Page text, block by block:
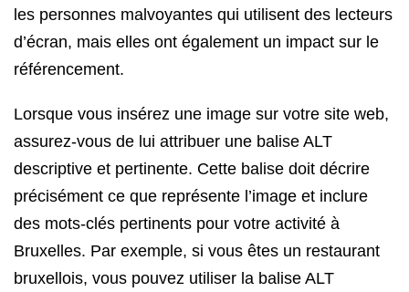
les personnes malvoyantes qui utilisent des lecteurs
d’écran, mais elles ont également un impact sur le
référencement.
Lorsque vous insérez une image sur votre site web,
assurez-vous de lui attribuer une balise ALT
descriptive et pertinente. Cette balise doit décrire
précisément ce que représente l’image et inclure
des mots-clés pertinents pour votre activité à
Bruxelles. Par exemple, si vous êtes un restaurant
bruxellois, vous pouvez utiliser la balise ALT